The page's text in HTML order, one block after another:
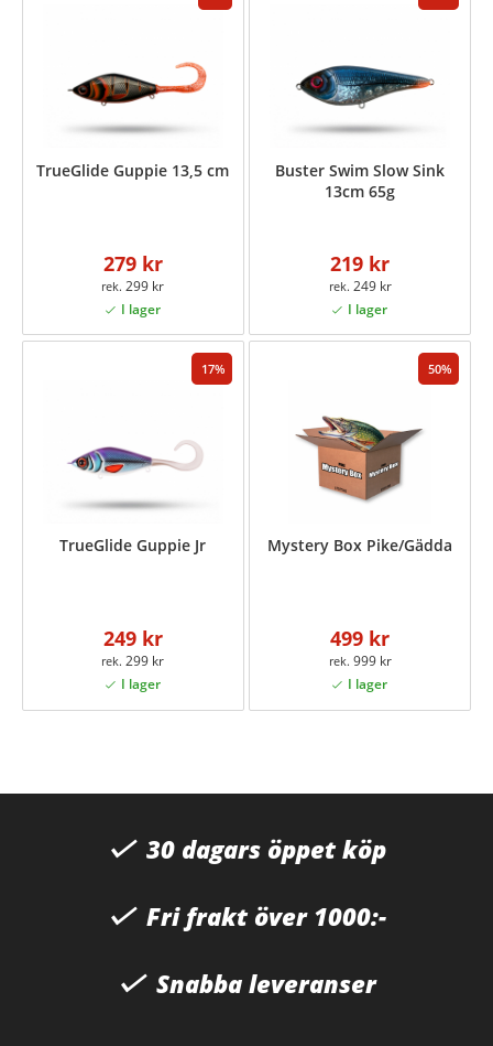
TrueGlide Guppie 13,5 cm
279 kr
299 kr
Buster Swim Slow Sink
13cm 65g
219 kr
249 kr
17
TrueGlide Guppie Jr
249 kr
299 kr
50
Mystery Box Pike/Gädda
499 kr
999 kr
30 dagars öppet köp
Fri frakt över 1000:-
Snabba leveranser